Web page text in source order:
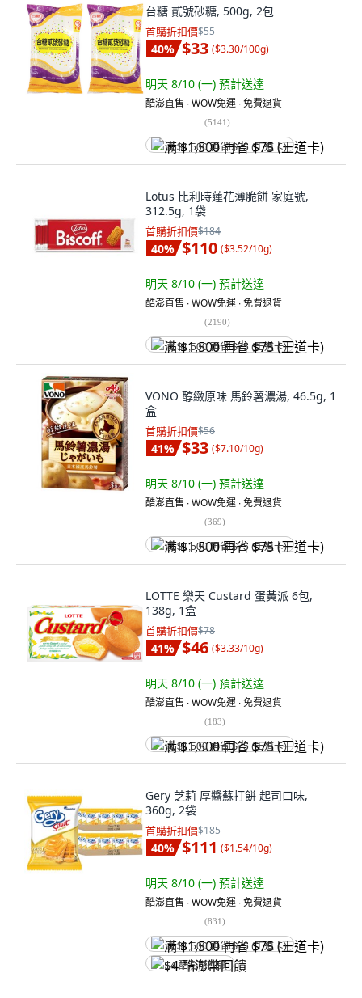
台糖 貳號砂糖, 500g, 2包
首購折扣價$55
40% $33 ($3.30/100g)
明天 8/10 (一) 預計送達
酷澎直售 ∙ WOW免運 ∙ 免費退貨
(5141)
满 $1,500 再省 $75 (王道卡)
Lotus 比利時蓮花薄脆餅 家庭號,
312.5g, 1袋
首購折扣價$184
40% $110 ($3.52/10g)
明天 8/10 (一) 預計送達
酷澎直售 ∙ WOW免運 ∙ 免費退貨
(2190)
满 $1,500 再省 $75 (王道卡)
VONO 醇緻原味 馬鈴薯濃湯, 46.5g, 1
盒
首購折扣價$56
41% $33 ($7.10/10g)
明天 8/10 (一) 預計送達
酷澎直售 ∙ WOW免運 ∙ 免費退貨
(369)
满 $1,500 再省 $75 (王道卡)
LOTTE 樂天 Custard 蛋黃派 6包,
138g, 1盒
首購折扣價$78
41% $46 ($3.33/10g)
明天 8/10 (一) 預計送達
酷澎直售 ∙ WOW免運 ∙ 免費退貨
(183)
满 $1,500 再省 $75 (王道卡)
Gery 芝莉 厚醬蘇打餅 起司口味,
360g, 2袋
首購折扣價$185
40% $111 ($1.54/10g)
明天 8/10 (一) 預計送達
酷澎直售 ∙ WOW免運 ∙ 免費退貨
(831)
满 $1,500 再省 $75 (王道卡)
$4 酷澎幣回饋